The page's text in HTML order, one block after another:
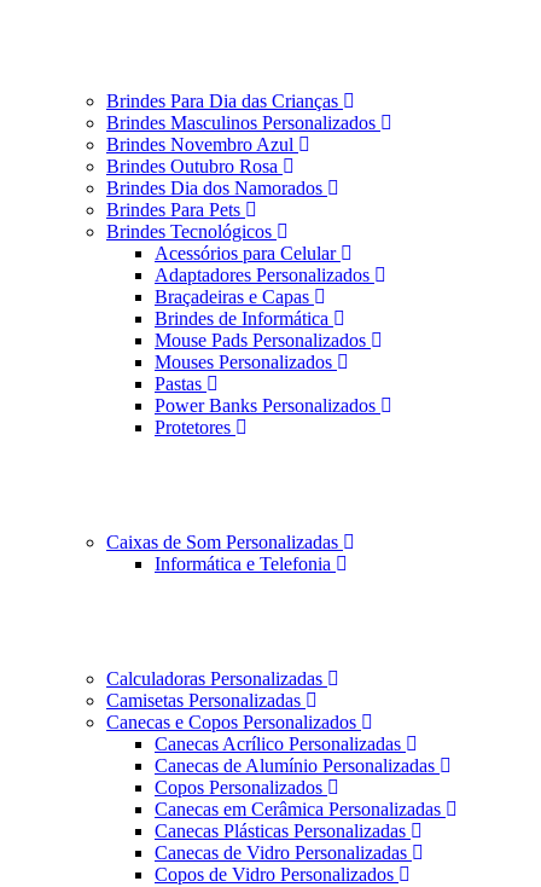
Brindes Para Dia das Crianças
Brindes Masculinos Personalizados
Brindes Novembro Azul
Brindes Outubro Rosa
Brindes Dia dos Namorados
Brindes Para Pets
Brindes Tecnológicos
Acessórios para Celular
Adaptadores Personalizados
Braçadeiras e Capas
Brindes de Informática
Mouse Pads Personalizados
Mouses Personalizados
Pastas
Power Banks Personalizados
Protetores
Caixas de Som Personalizadas
Informática e Telefonia
Calculadoras Personalizadas
Camisetas Personalizadas
Canecas e Copos Personalizados
Canecas Acrílico Personalizadas
Canecas de Alumínio Personalizadas
Copos Personalizados
Canecas em Cerâmica Personalizadas
Canecas Plásticas Personalizadas
Canecas de Vidro Personalizadas
Copos de Vidro Personalizados